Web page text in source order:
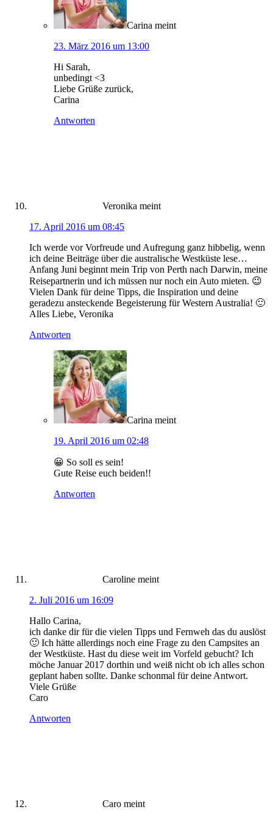
Carina meint
23. März 2016 um 13:00
Hi Sarah,
unbedingt <3
Liebe Grüße zurück,
Carina
Antworten
Veronika meint
17. April 2016 um 08:45
Ich werde vor Vorfreude und Aufregung ganz hibbelig, wenn
ich deine Beiträge über die australische Westküste lese…
Anfang Juni beginnt mein Trip von Perth nach Darwin, meine
Reisepartnerin und ich müssen nur noch ein Auto mieten. 😉
Vielen Dank für deine Tipps, die Inspiration und deine
geradezu ansteckende Begeisterung für Western Australia! 🙂
Alles Liebe, Veronika
Antworten
Carina meint
19. April 2016 um 02:48
😀 So soll es sein!
Gute Reise euch beiden!!
Antworten
Caroline meint
2. Juli 2016 um 16:09
Hallo Carina,
ich danke dir für die vielen Tipps und Fernweh das du auslöst
🙂 Ich hätte allerdings noch eine Frage zu den Campsites an
der Westküste. Hast du diese weit im Vorfeld gebucht? Ich
möche Januar 2017 dorthin und weiß nicht ob ich alles schon
geplant haben sollte. Danke schonmal für deine Antwort.
Viele Grüße
Caro
Antworten
Caro meint